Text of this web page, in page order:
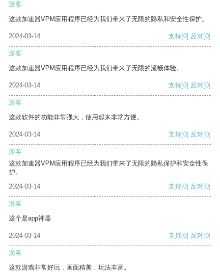
游客
这款加速器VPM应用程序已经为我们带来了无限的隐私和安全性保护。
2024-03-14 支持[0] 反对[0]
游客
这款加速器VPM应用程序已经为我们带来了无限的流畅体验。
2024-03-14 支持[0] 反对[0]
游客
这款软件的功能非常强大，使用起来非常方便。
2024-03-14 支持[0] 反对[0]
游客
这款加速器VPM应用程序已经为我们带来了无限的隐私保护和安全性保
护。
2024-03-14
支持[0] 反对[0]
游客
这个是app神器
2024-03-14 支持[0] 反对[0]
游客
这款游戏非常好玩，画面精美，玩法丰富。